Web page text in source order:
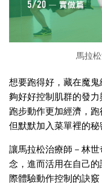
馬拉
想要跑得好，藏在魔
夠好好控制肌群的發
跑步動作更加經濟，
但默默加入菜單裡的秘
讓馬拉松治療師－林
念，進而活用在自己
際體驗動作控制的訣竅